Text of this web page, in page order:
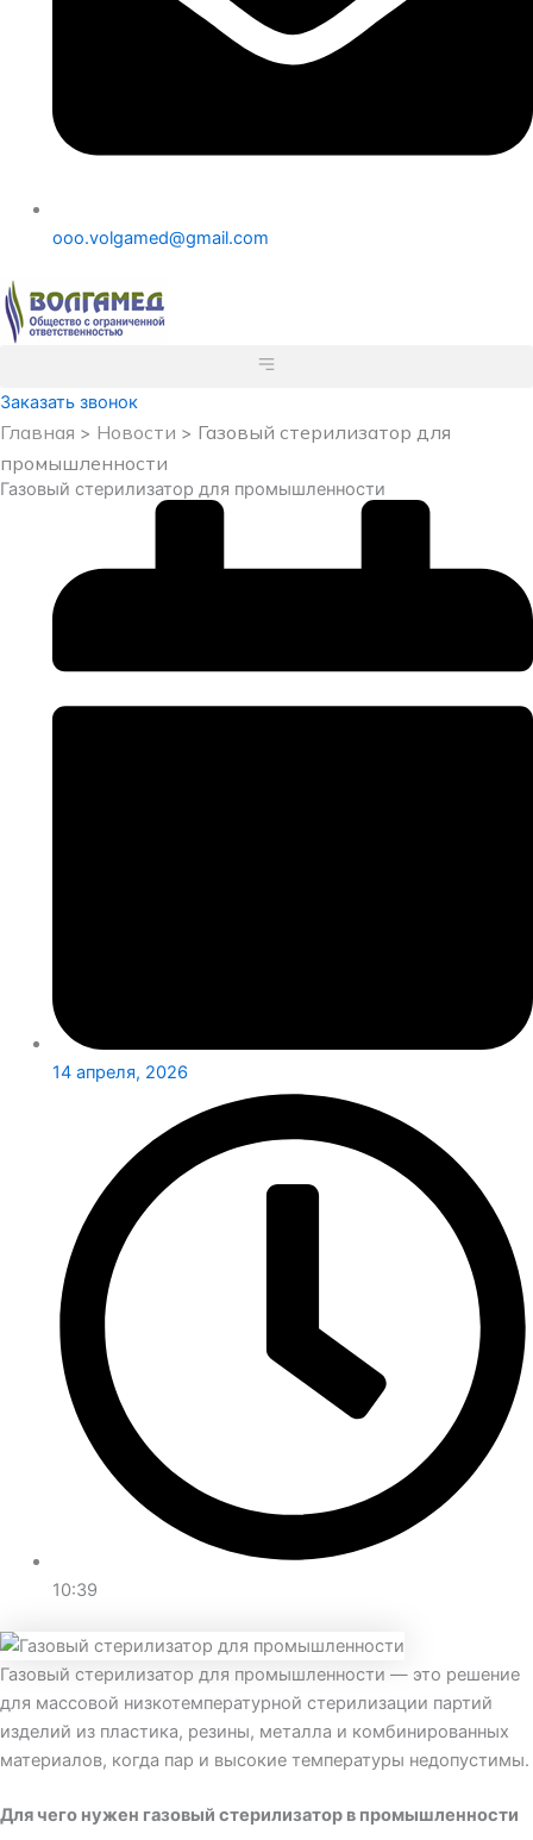
ooo.volgamed@gmail.com
Заказать звонок
Главная > Новости > Газовый стерилизатор для
промышленности
Газовый стерилизатор для промышленности
14 апреля, 2026
10:39
Газовый стерилизатор для промышленности — это решение
для массовой низкотемпературной стерилизации партий
изделий из пластика, резины, металла и комбинированных
материалов, когда пар и высокие температуры недопустимы.
Для чего нужен газовый стерилизатор в промышленности